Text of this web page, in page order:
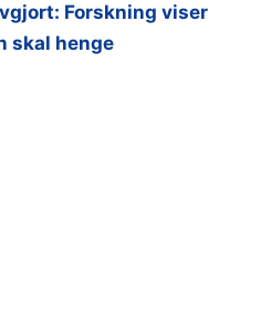
Forskning viser
skal henge